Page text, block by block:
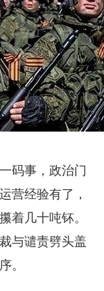
码事，政治门
营经验有了，
着几十吨钚。
与谴责劈头盖
。